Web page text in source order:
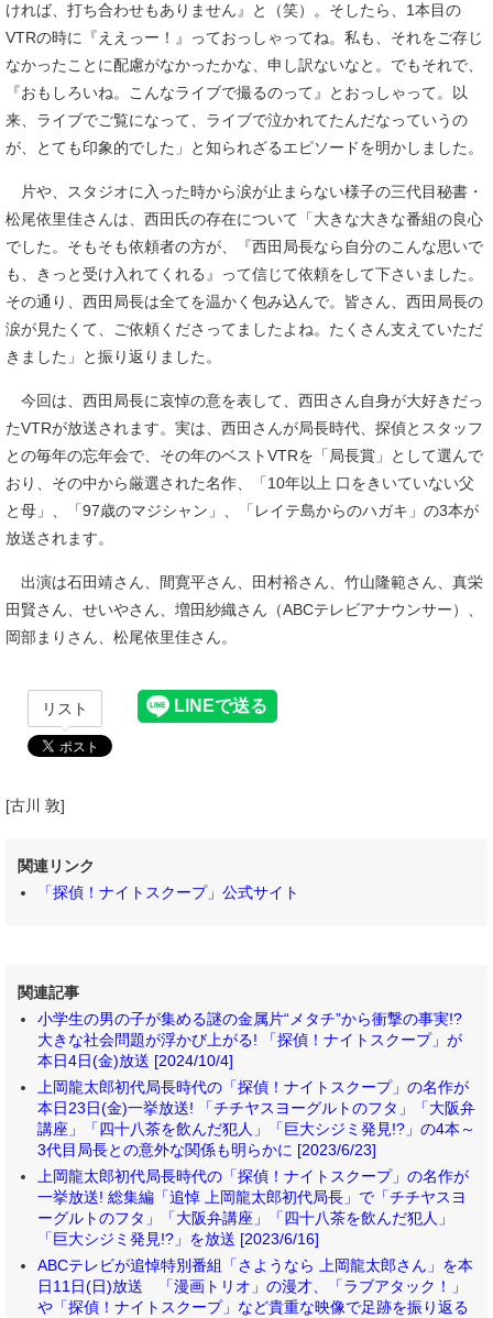
ければ、打ち合わせもありません』と（笑）。そしたら、1本目の
VTRの時に『ええっー！』っておっしゃってね。私も、それをご存じ
なかったことに配慮がなかったかな、申し訳ないなと。でもそれで、
『おもしろいね。こんなライブで撮るのって』とおっしゃって。以
来、ライブでご覧になって、ライブで泣かれてたんだなっていうの
が、とても印象的でした」と知られざるエピソードを明かしました。
片や、スタジオに入った時から涙が止まらない様子の三代目秘書・
松尾依里佳さんは、西田氏の存在について「大きな大きな番組の良心
でした。そもそも依頼者の方が、『西田局長なら自分のこんな思いで
も、きっと受け入れてくれる』って信じて依頼をして下さいました。
その通り、西田局長は全てを温かく包み込んで。皆さん、西田局長の
涙が見たくて、ご依頼くださってましたよね。たくさん支えていただ
きました」と振り返りました。
今回は、西田局長に哀悼の意を表して、西田さん自身が大好きだっ
たVTRが放送されます。実は、西田さんが局長時代、探偵とスタッフ
との毎年の忘年会で、その年のベストVTRを「局長賞」として選んで
おり、その中から厳選された名作、「10年以上 口をきいていない父
と母」、「97歳のマジシャン」、「レイテ島からのハガキ」の3本が
放送されます。
出演は石田靖さん、間寛平さん、田村裕さん、竹山隆範さん、真栄
田賢さん、せいやさん、増田紗織さん（ABCテレビアナウンサー）、
岡部まりさん、松尾依里佳さん。
リスト
[古川 敦]
関連リンク
「探偵！ナイトスクープ」公式サイト
関連記事
小学生の男の子が集める謎の金属片“メタチ”から衝撃の事実!?
大きな社会問題が浮かび上がる! 「探偵！ナイトスクープ」が
本日4日(金)放送 [2024/10/4]
上岡龍太郎初代局長時代の「探偵！ナイトスクープ」の名作が
本日23日(金)一挙放送! 「チチヤスヨーグルトのフタ」「大阪弁
講座」「四十八茶を飲んだ犯人」「巨大シジミ発見!?」の4本～
3代目局長との意外な関係も明らかに [2023/6/23]
上岡龍太郎初代局長時代の「探偵！ナイトスクープ」の名作が
一挙放送! 総集編「追悼 上岡龍太郎初代局長」で「チチヤスヨ
ーグルトのフタ」「大阪弁講座」「四十八茶を飲んだ犯人」
「巨大シジミ発見!?」を放送 [2023/6/16]
ABCテレビが追悼特別番組「さようなら 上岡龍太郎さん」を本
日11日(日)放送 「漫画トリオ」の漫才、「ラブアタック！」
や「探偵！ナイトスクープ」など貴重な映像で足跡を振り返る